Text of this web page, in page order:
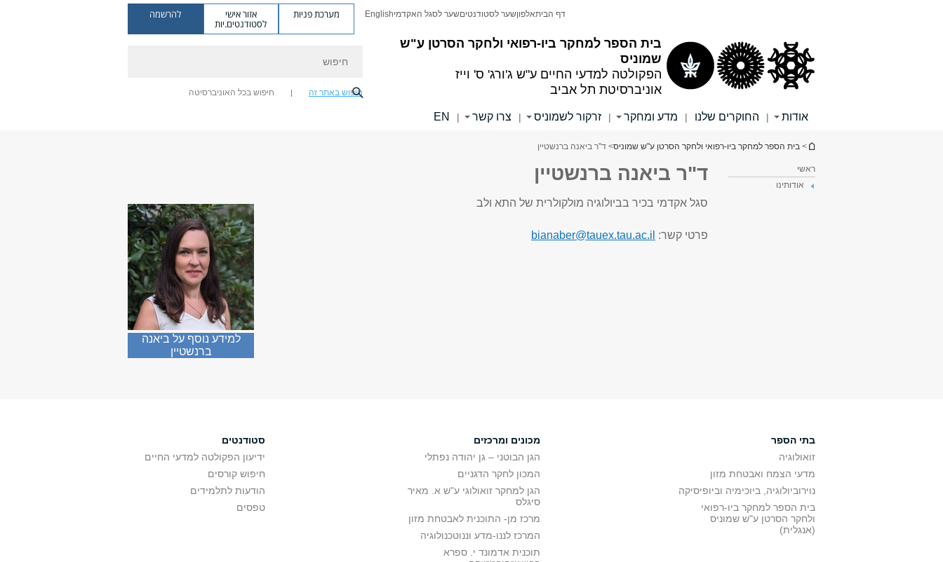
בית הספר למחקר ביו-רפואי ולחקר הסרטן ע"ש
שמוניס
הפקולטה למדעי החיים ע"ש ג'ורג' ס' וייז
אוניברסיטת תל אביב
דף הביתאלפוןשער לסטודנטיםשער לסגל האקדמיEnglish מערכת פניות אזור אישי
לסטודנטים.יות
להרשמה
חיפוש באתר זה חיפוש בכל האוניברסיטה
אודות | החוקרים שלנו | מדע ומחקר | זרקור לשמוניס | צרו קשר |
EN
הינך נמצא כאן
> בית הספר למחקר ביו-רפואי ולחקר הסרטן ע"ש שמוניס> ד"ר ביאנה ברנשטיין
ראשי
אודותינו
ד"ר ביאנה ברנשטיין
למידע נוסף על ביאנה
ברנשטיין
סגל אקדמי בכיר בביולוגיה מולקולרית של התא ולב
פרטי קשר: bianaber@tauex.tau.ac.il
בתי הספר
זואולוגיה
מדעי הצמח ואבטחת מזון
נוירוביולוגיה, ביוכימיה וביופיסיקה
בית הספר למחקר ביו-רפואי
ולחקר הסרטן ע"ש שמוניס
(אנגלית)
מכונים ומרכזים
הגן הבוטני – גן יהודה נפתלי
המכון לחקר הדגניים
הגן למחקר זואולוגי ע"ש א. מאיר
סיגלס
מרכז מן- התוכנית לאבטחת מזון
המרכז לננו-מדע וננוטכנולוגיה
תוכנית אדמונד י. ספרא
סטודנטים
ידיעון הפקולטה למדעי החיים
חיפוש קורסים
הודעות לתלמידים
טפסים